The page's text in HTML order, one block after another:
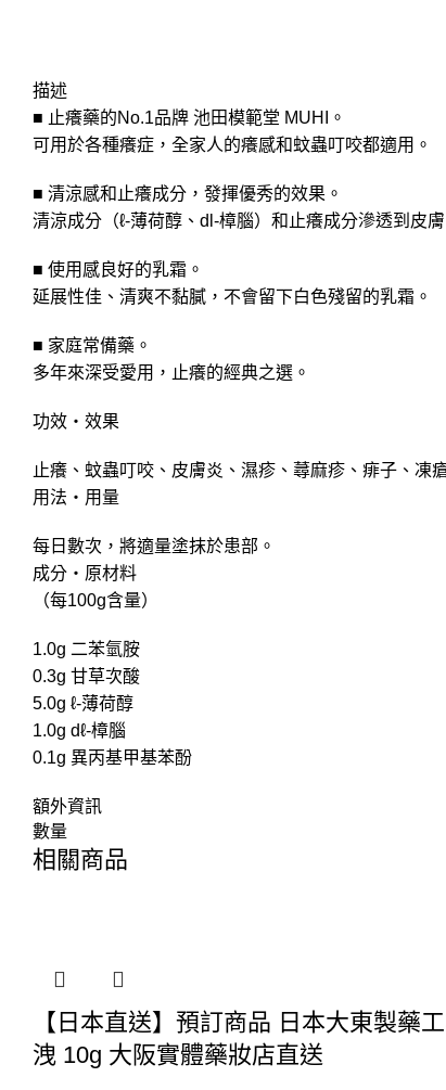
描述
■ 止癢藥的No.1品牌 池田模範堂 MUHI。
可用於各種癢症，全家人的癢感和蚊蟲叮咬都適用。
■ 清涼感和止癢成分，發揮優秀的效果。
清涼成分（ℓ-薄荷醇、dl-樟腦）和止癢成分滲透到皮
■ 使用感良好的乳霜。
延展性佳、清爽不黏膩，不會留下白色殘留的乳霜。
■ 家庭常備藥。
多年來深受愛用，止癢的經典之選。
功效・效果
止癢、蚊蟲叮咬、皮膚炎、濕疹、蕁麻疹、痱子、凍
用法・用量
每日數次，將適量塗抹於患部。
成分・原材料
（每100g含量）
1.0g 二苯氫胺
0.3g 甘草次酸
5.0g ℓ-薄荷醇
1.0g dℓ-樟腦
0.1g 異丙基甲基苯酚
額外資訊
數量
相關商品
【日本直送】預訂商品 日本大東製藥
洩 10g 大阪實體藥妝店直送